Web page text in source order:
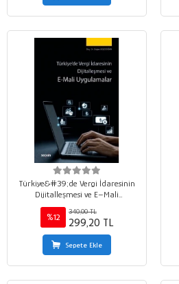
Türkiye&#39;de Vergi İdaresinin
Dijitalleşmesi ve E–Mali
Uygulamalar
%12
340,00 TL
299,20 TL
Sepete Ekle